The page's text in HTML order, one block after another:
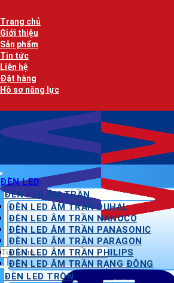
qua
nội
dung
Trang chủ
Giới thiệu
Sản phẩm
Tin tức
Liên hệ
Đặt hàng
Hồ sơ năng lực
Tìm
kiếm:
ĐÈN LED
ĐÈN LED ÂM TRẦN
ĐÈN LED ÂM TRẦN DUHAL
ĐÈN LED ÂM TRẦN NANOCO
ĐÈN LED ÂM TRẦN PANASONIC
ĐÈN LED ÂM TRẦN PARAGON
ĐÈN LED ÂM TRẦN PHILIPS
ĐÈN LED ÂM TRẦN RẠNG ĐÔNG
ĐÈN LED TRÒN